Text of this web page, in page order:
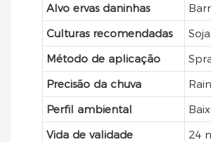
Alvo ervas daninhas
Culturas recomendadas
Método de aplicação
Precisão da chuva
Perfil ambiental
Vida de validade
24